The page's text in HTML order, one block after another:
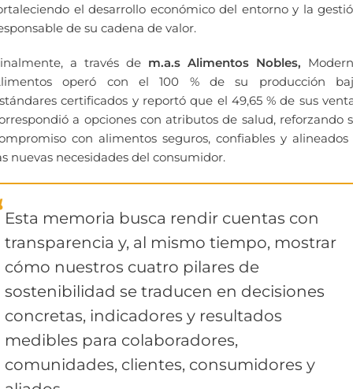
el desarrollo económico del entorno y la
de su cadena de valor.
a través de m.a.s Alimentos Nobles,
operó con el 100 % de su producción
certificados y reportó que el 49,65 % de sus
a opciones con atributos de salud, reforzando
con alimentos seguros, confiables y alineados
nuevas necesidades del consumidor.
Esta memoria busca rendir cuentas con
transparencia y, al mismo tiempo, mostrar
cómo nuestros cuatro pilares de
sostenibilidad se traducen en decisiones
concretas, indicadores y resultados
medibles para colaboradores,
comunidades, clientes, consumidores y